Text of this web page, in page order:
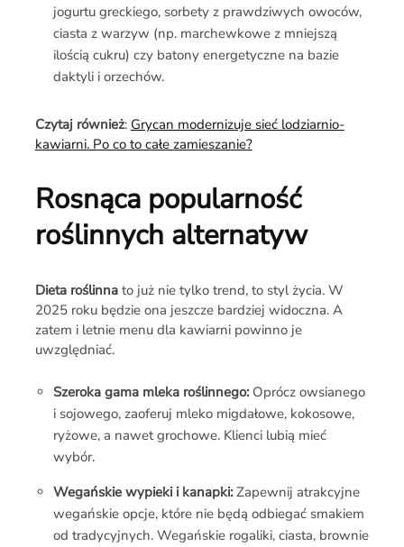
jogurtu greckiego, sorbety z prawdziwych owoców,
ciasta z warzyw (np. marchewkowe z mniejszą
ilością cukru) czy batony energetyczne na bazie
daktyli i orzechów.
Czytaj również: Grycan modernizuje sieć lodziarnio-
kawiarni. Po co to całe zamieszanie?
Rosnąca popularność
roślinnych alternatyw
Dieta roślinnato już nie tylko trend, to styl życia. W
2025 roku będzie ona jeszcze bardziej widoczna. A
zatem i letnie menu dla kawiarni powinno je
uwzględniać.
Szeroka gama mleka roślinnego:Oprócz owsianego
i sojowego, zaoferuj mleko migdałowe, kokosowe,
ryżowe, a nawet grochowe. Klienci lubią mieć
wybór.
Wegańskie wypieki i kanapki:Zapewnij atrakcyjne
wegańskie opcje, które nie będą odbiegać smakiem
od tradycyjnych. Wegańskie rogaliki, ciasta, brownie